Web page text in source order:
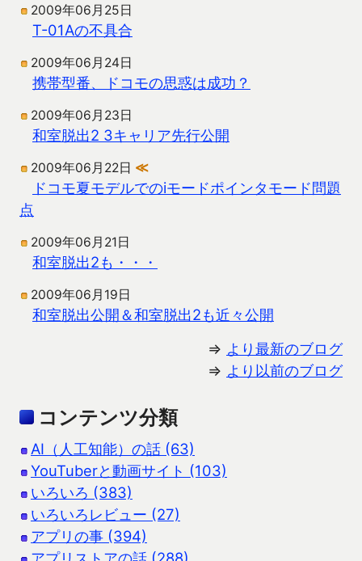
2009年06月25日
T-01Aの不具合
2009年06月24日
携帯型番、ドコモの思惑は成功？
2009年06月23日
和室脱出2 3キャリア先行公開
2009年06月22日 ≪
ドコモ夏モデルでのiモードポインタモード問題
点
2009年06月21日
和室脱出2も・・・
2009年06月19日
和室脱出公開＆和室脱出2も近々公開
⇒ より最新のブログ
⇒ より以前のブログ
コンテンツ分類
AI（人工知能）の話 (63)
YouTuberと動画サイト (103)
いろいろ (383)
いろいろレビュー (27)
アプリの事 (394)